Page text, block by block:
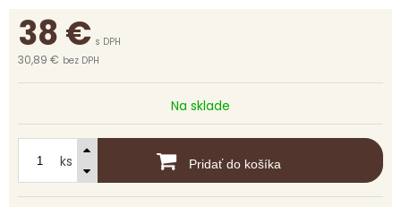
38€ s DPH
30,89 € bez DPH
Na sklade
ks Pridať do košíka